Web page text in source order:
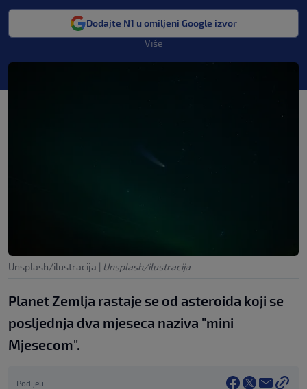
Dodajte N1 u omiljeni Google izvor
Više
Unsplash/ilustracija | Unsplash/ilustracija
Planet Zemlja rastaje se od asteroida koji se
posljednja dva mjeseca naziva "mini
Mjesecom".
Podijeli